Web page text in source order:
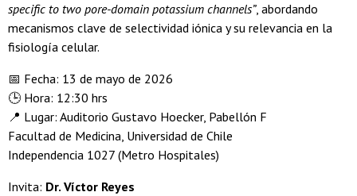
specific to two pore-domain potassium channels”, abordando
mecanismos clave de selectividad iónica y su relevancia en la
fisiología celular.
📅 Fecha: 13 de mayo de 2026
🕒 Hora: 12:30 hrs
📍 Lugar: Auditorio Gustavo Hoecker, Pabellón F
Facultad de Medicina, Universidad de Chile
Independencia 1027 (Metro Hospitales)
Invita: Dr. Víctor Reyes